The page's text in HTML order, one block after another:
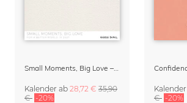
Small Moments, Big Love – Mutterschaftskalender von Giselle Dekel
Kalender ab 28,72 € 35,90
€ -20%
Kalender
€ -20%